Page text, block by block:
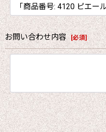
お問い合わせ内容 [必須]